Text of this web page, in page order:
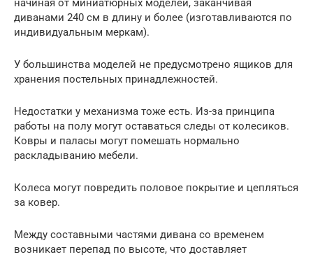
начиная от миниатюрных моделей, заканчивая
диванами 240 см в длину и более (изготавливаются по
индивидуальным меркам).
У большинства моделей не предусмотрено ящиков для
хранения постельных принадлежностей.
Недостатки у механизма тоже есть. Из-за принципа
работы на полу могут оставаться следы от колесиков.
Ковры и паласы могут помешать нормально
раскладыванию мебели.
Колеса могут повредить половое покрытие и цепляться
за ковер.
Между составными частями дивана со временем
возникает перепад по высоте, что доставляет